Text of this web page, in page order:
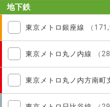
地下鉄
東京メトロ銀座線 （
東京メトロ丸ノ内線 （
東京メトロ丸ノ内方南町